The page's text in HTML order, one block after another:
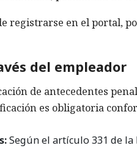
registrarse en el portal,
del empleador
de antecedentes
es obligatoria
Según el artículo 331 de la